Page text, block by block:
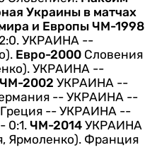
Украины в матчах
и Европы ЧМ-1998
УКРАИНА --
Евро-2000 Словения
УКРАИНА --
ЧМ-2002 УКРАИНА --
-- УКРАИНА --
Греция -- УКРАИНА --
0:1. ЧМ-2014 УКРАИНА
Ярмоленко). Франция